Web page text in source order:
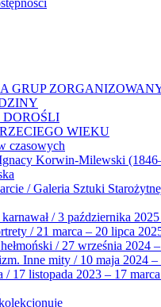
GRUP
WIEKU
czasowych
Korwin-Milewski
/ Galeria Sztuki
/ 3 października
/ 21 marca – 20 lipca
/ 27 września 2024
Inne mity / 10 maja 2024 –
/ 17 listopada 2023 – 17